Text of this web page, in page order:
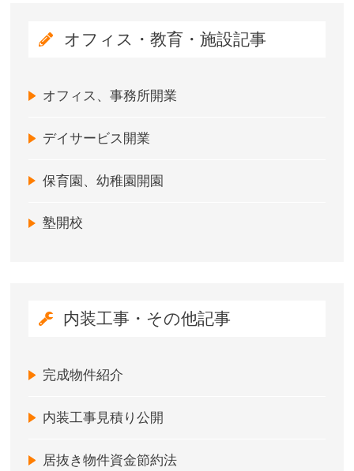
オフィス・教育・施設記事
オフィス、事務所開業
デイサービス開業
保育園、幼稚園開園
塾開校
内装工事・その他記事
完成物件紹介
内装工事見積り公開
居抜き物件資金節約法